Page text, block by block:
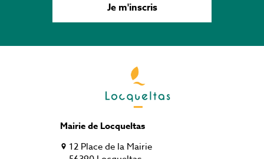
Je m'inscris
Mairie de Locqueltas
12 Place de la Mairie